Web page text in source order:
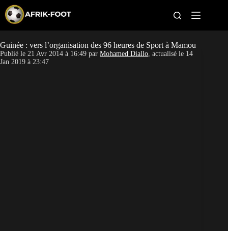
p
o
c
CAN féminine
Guinée : vers l’organisation des 96 heures de Sport à Mamou
Publié le 21 Avr 2014 à 16:49 par Mohamed Diallo, actualisé le 14
Jan 2019 à 23:47